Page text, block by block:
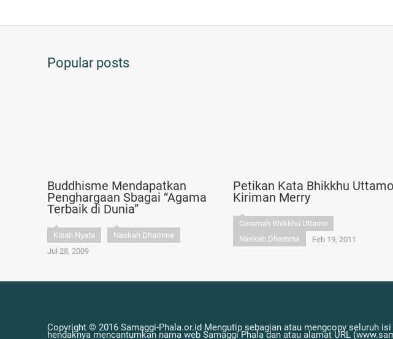
Popular posts
Buddhisme Mendapatkan
Penghargaan Sbagai “Agama
Terbaik di Dunia”
Kisah Nyata
Naskah Dhamma
Jul 28, 2009
Petikan Kata Bhikkhu Uttamo
Kiriman Merry
Ceramah Bhikkhu Uttamo
Naskah Dhamma
Feb 19, 2011
Copyright © 2016 Samaggi-Phala.or.id Mengutip sebagian atau mengcopy seluruh
hendaknya mencantumkan nama web Samaggi Phala dan atau alamat URL